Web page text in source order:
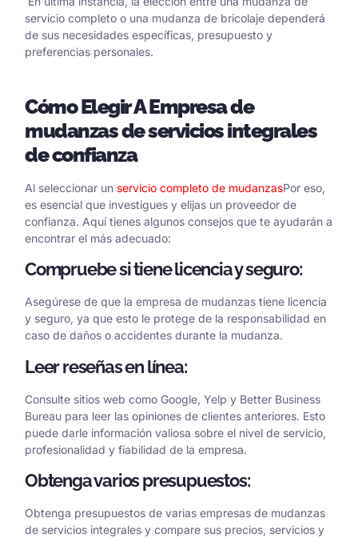
servicio completo o una mudanza de bricolaje dependerá
de sus necesidades específicas, presupuesto y
preferencias personales.
CómoElegirAEmpresa de
mudanzas de servicios integrales
de confianza
Al seleccionar un servicio completo de mudanzasPor eso,
es esencial que investigues y elijas un proveedor de
confianza. Aquí tienes algunos consejos que te ayudarán a
encontrar el más adecuado:
Compruebe si tiene licencia y seguro:
Asegúrese de que la empresa de mudanzas tiene licencia
y seguro, ya que esto le protege de la responsabilidad en
caso de daños o accidentes durante la mudanza.
Leer reseñas en línea:
Consulte sitios web como Google, Yelp y Better Business
Bureau para leer las opiniones de clientes anteriores. Esto
puede darle información valiosa sobre el nivel de servicio,
profesionalidad y fiabilidad de la empresa.
Obtenga varios presupuestos:
Obtenga presupuestos de varias empresas de mudanzas
de servicios integrales y compare sus precios, servicios y